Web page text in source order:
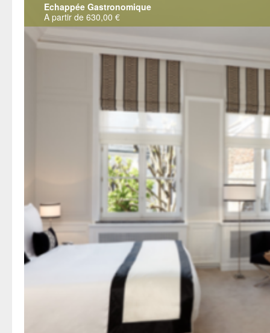
Echappée Gastronomique
A partir de 630,00 €